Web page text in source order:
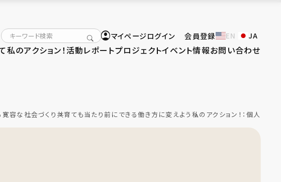
マイページログイン 会員登録 EN JA
私のアクション！ 活動レポートプロジェクトイベント情報お問い合わせ
容な社会づくり 共育ても当たり前にできる働き方に変えよう 私のアクション！：個人